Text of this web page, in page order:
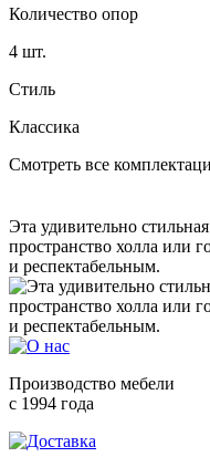
Количество опор
4 шт.
Стиль
Классика
Смотреть все
Эта удивительно
пространство холла или
и респектабельным.
Производство мебели
с 1994 года